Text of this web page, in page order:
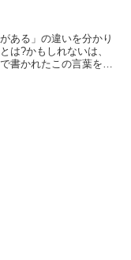
ある」の違いを分かり
は?かもしれないは、
書かれたこの言葉を見